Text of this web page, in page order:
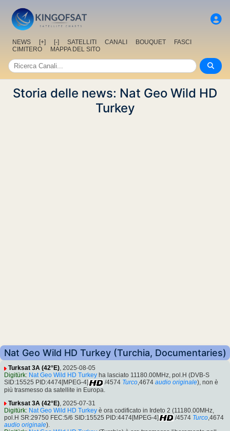
NEWS [+] [-] SATELLITI CANALI BOUQUET
FASCI
CIMITERO
MAPPA DEL SITO
Storia delle news: Nat Geo Wild HD
Turkey
Nat Geo Wild HD Turkey (Turchia, Documentaries)
Turksat 3A (42°E), 2025-08-05
Digitürk: Nat Geo Wild HD Turkey ha lasciato 11180.00MHz, pol.H (DVB-S
SID:15525 PID:4474[MPEG-4]
/4574 Turco,4674 audio originale), non è
più trasmesso da satellite in Europa.
Turksat 3A (42°E) , 2025-07-31
Digitürk: Nat Geo Wild HD Turkey è ora codificato in Irdeto 2 (11180.00MHz,
pol.H SR:29750 FEC:5/6 SID:15525 PID:4474[MPEG-4]
/4574 Turco ,4674
audio originale).